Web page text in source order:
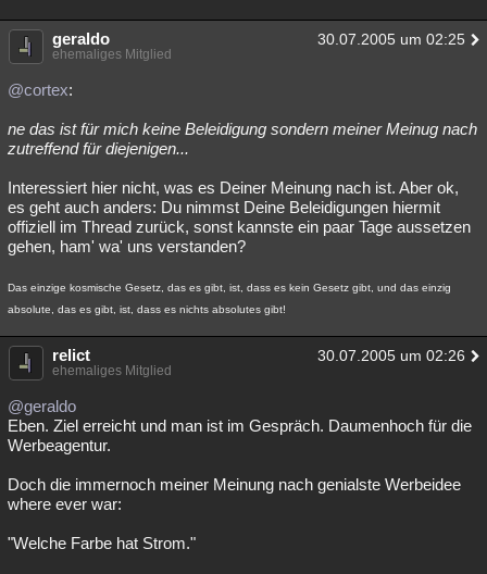
geraldo 30.07.2005 um 02:25
ehemaliges Mitglied
@cortex:
ne das ist für mich keine Beleidigung sondern meiner Meinug nach
zutreffend für diejenigen...
Interessiert hier nicht, was es Deiner Meinung nach ist. Aber ok,
es geht auch anders: Du nimmst Deine Beleidigungen hiermit
offiziell im Thread zurück, sonst kannste ein paar Tage aussetzen
gehen, ham' wa' uns verstanden?
Das einzige kosmische Gesetz, das es gibt, ist, dass es kein Gesetz gibt, und das einzig
absolute, das es gibt, ist, dass es nichts absolutes gibt!
relict 30.07.2005 um 02:26
ehemaliges Mitglied
@geraldo
Eben. Ziel erreicht und man ist im Gespräch. Daumenhoch für die
Werbeagentur.
Doch die immernoch meiner Meinung nach genialste Werbeidee
where ever war:
"Welche Farbe hat Strom."